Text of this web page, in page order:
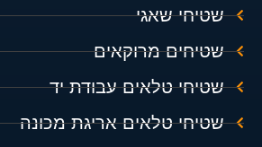
שטיחי שאגי
שטיחים מרוקאים
שטיחי טלאים עבודת יד
שטיחי טלאים אריגת מכונה